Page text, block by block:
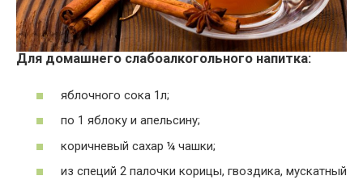
Для домашнего слабоалкогольного напитка:
яблочного сока 1л;
по 1 яблоку и апельсину;
коричневый сахар ¼ чашки;
из специй 2 палочки корицы, гвоздика, мускатный